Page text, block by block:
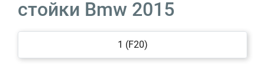
стойки Bmw 2015
1 (F20)